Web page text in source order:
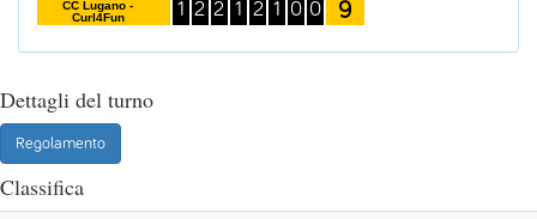
CC Lugano -
Curl4Fun
1
2 2 1
2 1
0 0
9
Dettagli del turno
Regolamento
Classifica